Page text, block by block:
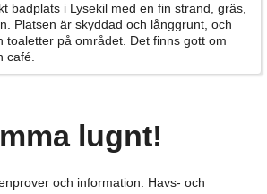
badplats i Lysekil med en fin strand, gräs,
Platsen är skyddad och långgrunt, och
toaletter på området. Det finns gott om
café.
lugnt!
och information: Havs- och